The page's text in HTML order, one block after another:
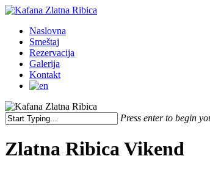
Skip
main
content
Menu
Naslovna
Smeštaj
Rezervacija
Galerija
Kontakt
Press enter to begin
Search
Zlatna Ribica Vikend